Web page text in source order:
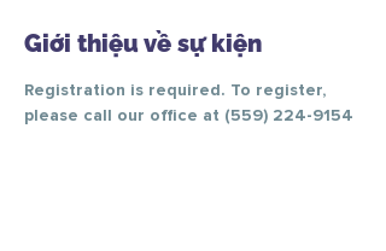
Giới thiệu về sự kiện
Registration is required. To register,
please call our office at (559) 224-9154